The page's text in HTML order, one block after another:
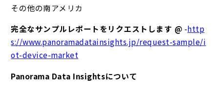
その他の南アメリカ
完全なサンプルレポートをリクエストします @ -http
s://www.panoramadatainsights.jp/request-sample/i
ot-device-market
Panorama Data Insightsについて